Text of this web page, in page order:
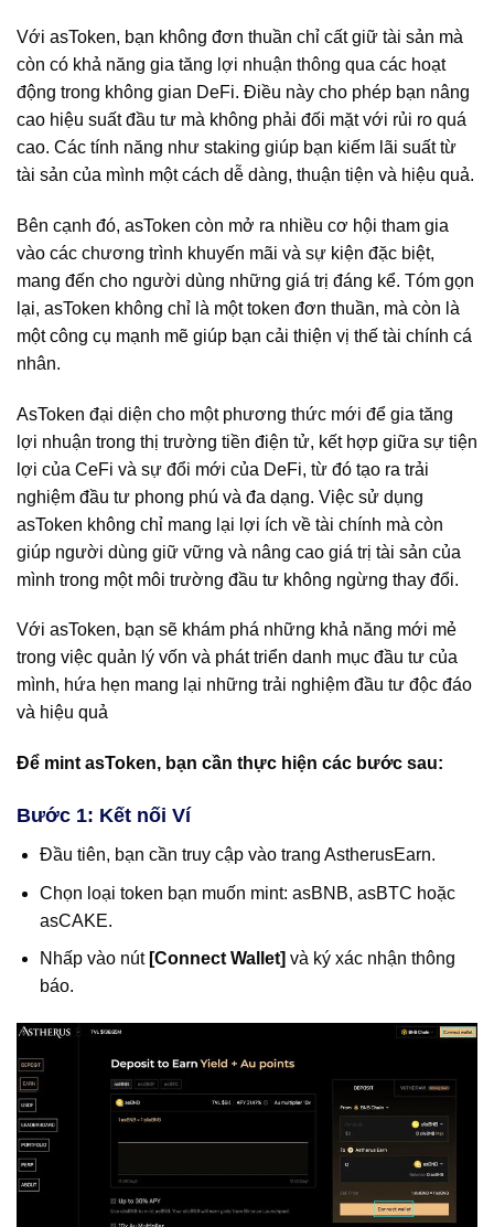
Với asToken, bạn không đơn thuần chỉ cất giữ tài sản mà
còn có khả năng gia tăng lợi nhuận thông qua các hoạt
động trong không gian DeFi. Điều này cho phép bạn nâng
cao hiệu suất đầu tư mà không phải đối mặt với rủi ro quá
cao. Các tính năng như staking giúp bạn kiếm lãi suất từ
tài sản của mình một cách dễ dàng, thuận tiện và hiệu quả.
Bên cạnh đó, asToken còn mở ra nhiều cơ hội tham gia
vào các chương trình khuyến mãi và sự kiện đặc biệt,
mang đến cho người dùng những giá trị đáng kể. Tóm gọn
lại, asToken không chỉ là một token đơn thuần, mà còn là
một công cụ mạnh mẽ giúp bạn cải thiện vị thế tài chính cá
nhân.
AsToken đại diện cho một phương thức mới để gia tăng
lợi nhuận trong thị trường tiền điện tử, kết hợp giữa sự tiện
lợi của CeFi và sự đổi mới của DeFi, từ đó tạo ra trải
nghiệm đầu tư phong phú và đa dạng. Việc sử dụng
asToken không chỉ mang lại lợi ích về tài chính mà còn
giúp người dùng giữ vững và nâng cao giá trị tài sản của
mình trong một môi trường đầu tư không ngừng thay đổi.
Với asToken, bạn sẽ khám phá những khả năng mới mẻ
trong việc quản lý vốn và phát triển danh mục đầu tư của
mình, hứa hẹn mang lại những trải nghiệm đầu tư độc đáo
và hiệu quả
Để mint asToken, bạn cần thực hiện các bước sau:
Bước 1: Kết nối Ví
Đầu tiên, bạn cần truy cập vào trang AstherusEarn.
Chọn loại token bạn muốn mint: asBNB, asBTC hoặc
asCAKE.
Nhấp vào nút [Connect Wallet] và ký xác nhận thông
báo.